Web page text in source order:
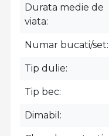
Durata medie de
viata
Numar bucati/set
Tip dulie
Tip bec
Dimabil